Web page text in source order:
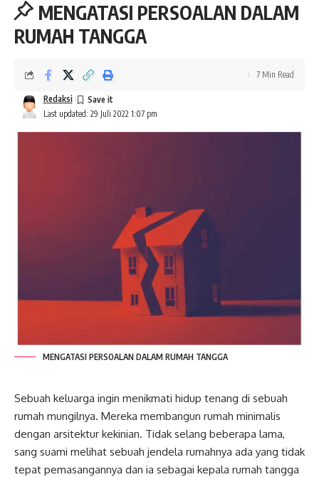
MENGATASI PERSOALAN DALAM
RUMAH TANGGA
Last updated: 29 Juli 2022 1:07 pm
Redaksi
7 Min Read
MENGATASI PERSOALAN DALAM RUMAH TANGGA
Sebuah keluarga ingin menikmati hidup tenang di sebuah
rumah mungilnya. Mereka membangun rumah minimalis
dengan arsitektur kekinian. Tidak selang beberapa lama,
sang suami melihat sebuah jendela rumahnya ada yang tidak
tepat pemasangannya dan ia sebagai kepala rumah tangga